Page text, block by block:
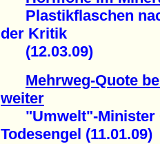
Plastikflaschen
der Kritik
(12.03.09)
Mehrweg-Quote
weiter
"Umwelt"-Minister
Todesengel (11.01.09)